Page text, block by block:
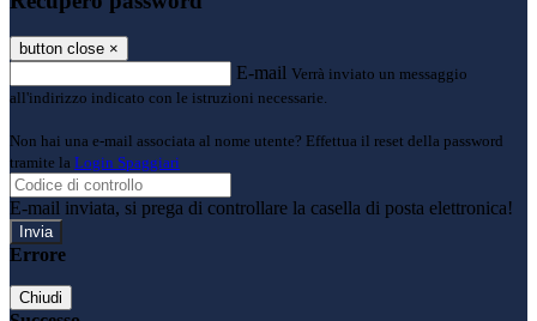
button close ×
E-mail Verrà inviato un messaggio
all'indirizzo indicato con le istruzioni necessarie.
Non hai una e-mail associata al nome utente? Effettua il reset della password
tramite la Login Spaggiari
E-mail inviata, si prega di controllare la casella di posta elettronica!
Errore
Chiudi